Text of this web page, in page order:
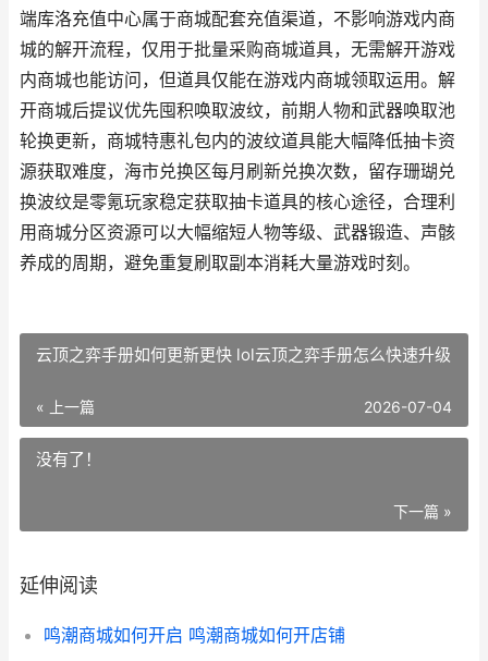
端库洛充值中心属于商城配套充值渠道，不影响游戏内商
城的解开流程，仅用于批量采购商城道具，无需解开游戏
内商城也能访问，但道具仅能在游戏内商城领取运用。解
开商城后提议优先囤积唤取波纹，前期人物和武器唤取池
轮换更新，商城特惠礼包内的波纹道具能大幅降低抽卡资
源获取难度，海市兑换区每月刷新兑换次数，留存珊瑚兑
换波纹是零氪玩家稳定获取抽卡道具的核心途径，合理利
用商城分区资源可以大幅缩短人物等级、武器锻造、声骸
养成的周期，避免重复刷取副本消耗大量游戏时刻。
云顶之弈手册如何更新更快 lol云顶之弈手册怎么快速升级
« 上一篇 2026-07-04
没有了！
下一篇 »
延伸阅读
鸣潮商城如何开启 鸣潮商城如何开店铺